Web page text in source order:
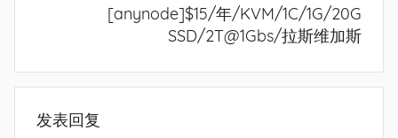
[anynode]$15/年/KVM/1C/1G/20G
SSD/2T@1Gbs/拉斯维加斯
发表回复